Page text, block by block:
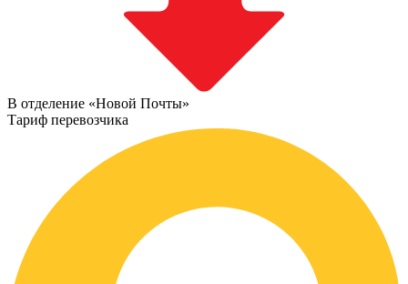
В отделение «Новой Почты»
Тариф перевозчика